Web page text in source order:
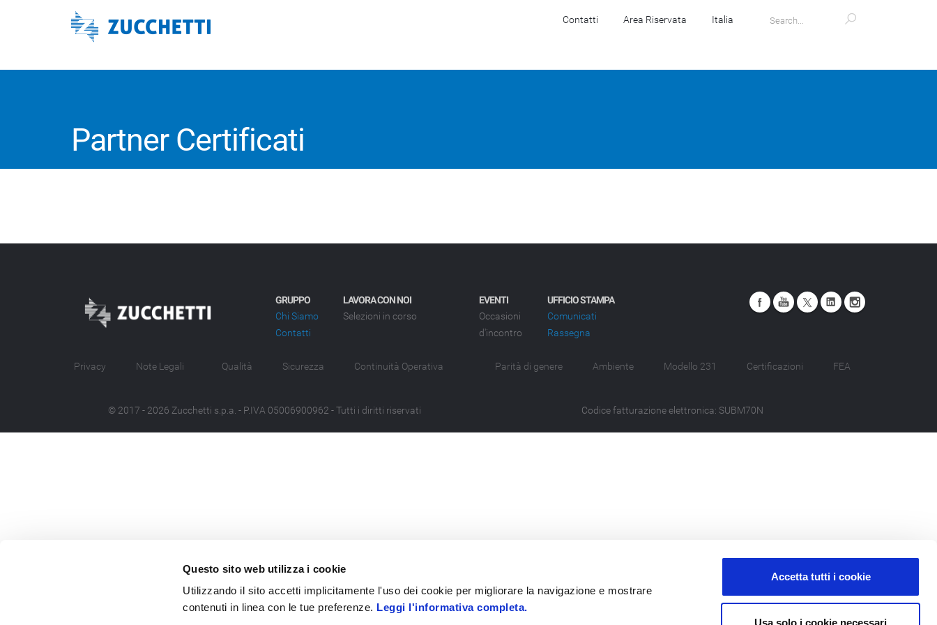
Questo sito web utilizza i cookie
Utilizzando il sito accetti implicitamente l'uso dei cookie per migliorare la navigazione e mostrare
contenuti in linea con le tue preferenze. Leggi l'informativa completa.
Accetta tutti i cookie
Usa solo i cookie necessari
Contatti Area Riservata Italia
Partner Certificati
GRUPPO
Chi Siamo
Contatti
LAVORA CON NOI
Selezioni in corso
EVENTI
Occasioni
d'incontro
UFFICIO STAMPA
Comunicati
Rassegna
Privacy Note Legali Qualità Sicurezza Continuità Operativa Parità di genere Ambiente Modello 231 Certificazioni FEA
© 2017 - 2026 Zucchetti s.p.a. - P.IVA 05006900962 - Tutti i diritti riservati Codice fatturazione elettronica: SUBM70N